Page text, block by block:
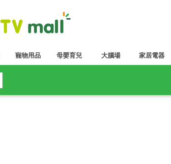
寵物用品 母嬰育兒 大腦場 家居電器